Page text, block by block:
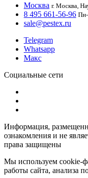
Москва г. Москва,
8 495 661-56-96
sale@pestex.ru
Telegram
Whatsapp
Макс
Социальные сети
Информация,
ознакомления и не
права защищены
Мы используем cookie-
работы сайта, анализа